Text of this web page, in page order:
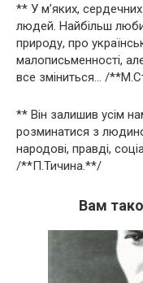
** У м’яких,
людей. Найбільш
природу, про
малописьменності,
все зміниться… /
** Він залишив усім
розминатися з
народові, правді,
/**П.Тичина.**/
Вам